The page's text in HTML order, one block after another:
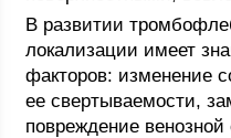
В развитии
локализации имеет
факторов: изменение
ее свертываемости,
повреждение венозной